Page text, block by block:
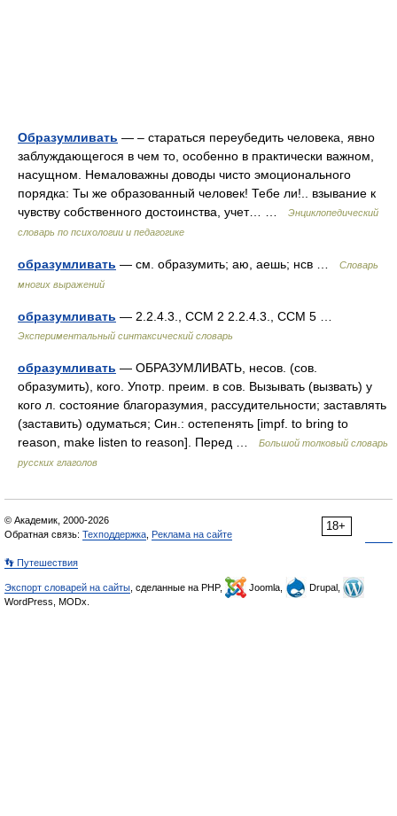
Образумливать — – стараться переубедить человека, явно
заблуждающегося в чем то, особенно в практически важном,
насущном. Немаловажны доводы чисто эмоционального
порядка: Ты же образованный человек! Тебе ли!.. взывание к
чувству собственного достоинства, учет… …
Энциклопедический
словарь по психологии и педагогике
образумливать — см. образумить; аю, аешь; нсв …
Словарь
многих выражений
образумливать — 2.2.4.3., ССМ 2 2.2.4.3., ССМ 5 …
Экспериментальный синтаксический словарь
образумливать — ОБРАЗУМЛИВАТЬ, несов. (сов.
образумить), кого. Употр. преим. в сов. Вызывать (вызвать) у
кого л. состояние благоразумия, рассудительности; заставлять
(заставить) одуматься; Син.: остепенять [impf. to bring to
reason, make listen to reason]. Перед …
Большой толковый словарь
русских глаголов
18+
© Академик, 2000-2026
Обратная связь: Техподдержка Реклама на сайте
👣 Путешествия
Экспорт словарей на сайты , сделанные на PHP, Joomla,
Drupal,
WordPress, MODx.